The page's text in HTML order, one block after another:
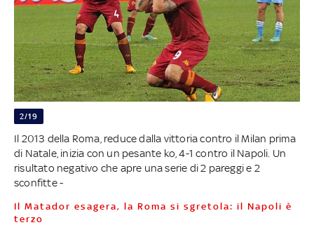
2/19
Il 2013 della Roma, reduce dalla vittoria contro il Milan prima
di Natale, inizia con un pesante ko, 4-1 contro il Napoli. Un
risultato negativo che apre una serie di 2 pareggi e 2
sconfitte -
Il Matador esagera, la Roma si sgretola: il Napoli è
terzo